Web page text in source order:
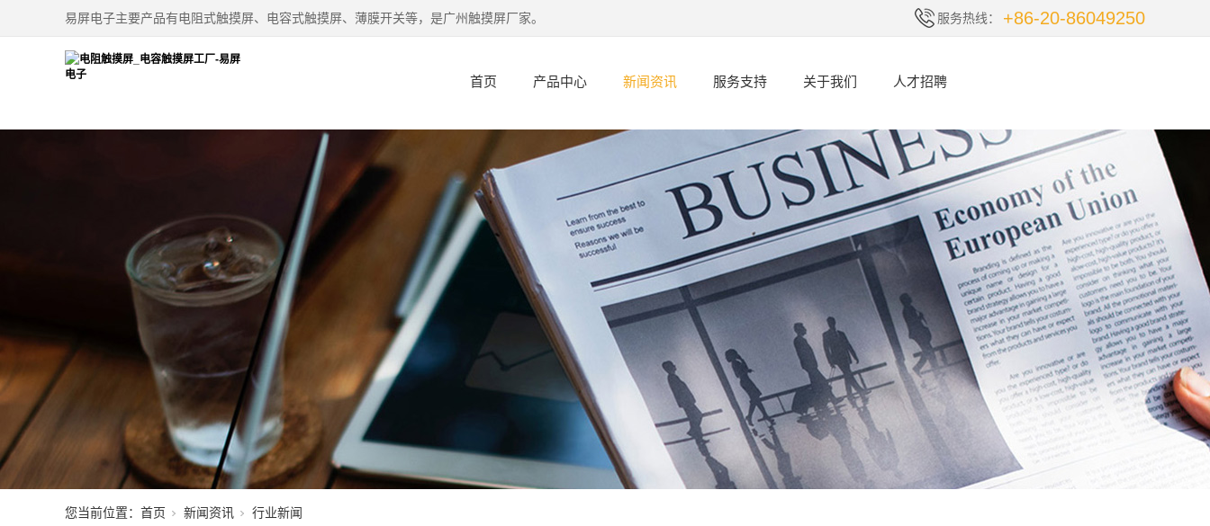
易屏电子主要产品有电阻式触摸屏、电容式触摸屏、薄膜开关等，是广州触摸屏厂家。 服务热线： +86-20-86049250
首页 产品中心 新闻资讯 服务支持 关于我们 人才招聘
您当前位置： 首页 新闻资讯 行业新闻